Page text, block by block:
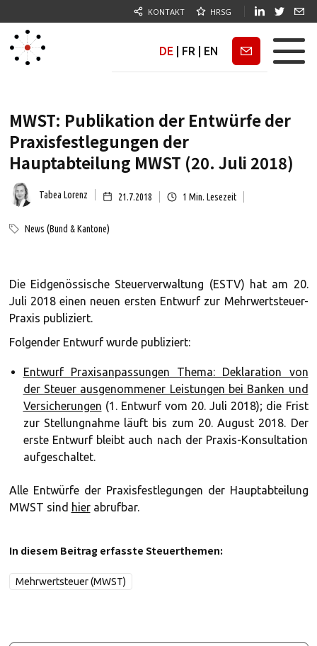
KONTAKT HRSG
DE FR EN Newsletter
MWST: Publikation der Entwürfe der
Praxisfestlegungen der
Hauptabteilung MWST (20. Juli 2018)
Tabea Lorenz 21.7.2018 1 Min. Lesezeit
News (Bund & Kantone)
Die Eidgenössische Steuerverwaltung (ESTV) hat am 20.
Juli 2018 einen neuen ersten Entwurf zur Mehrwertsteuer-
Praxis publiziert.
Folgender Entwurf wurde publiziert:
Entwurf Praxisanpassungen Thema: Deklaration von
der Steuer ausgenommener Leistungen bei Banken und
Versicherungen (1. Entwurf vom 20. Juli 2018); die Frist
zur Stellungnahme läuft bis zum 20. August 2018. Der
erste Entwurf bleibt auch nach der Praxis-Konsultation
aufgeschaltet.
Alle Entwürfe der Praxisfestlegungen der Hauptabteilung
MWST sind hierabrufbar.
In diesem Beitrag erfasste Steuerthemen:
Mehrwertsteuer (MWST)